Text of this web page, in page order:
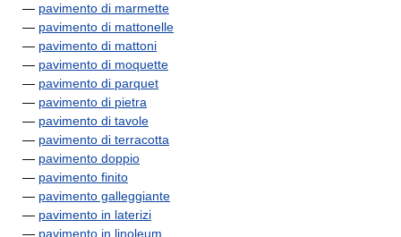
— pavimento di marmette
— pavimento di mattonelle
— pavimento di mattoni
— pavimento di moquette
— pavimento di parquet
— pavimento di pietra
— pavimento di tavole
— pavimento di terracotta
— pavimento doppio
— pavimento finito
— pavimento galleggiante
— pavimento in laterizi
— pavimento in linoleum